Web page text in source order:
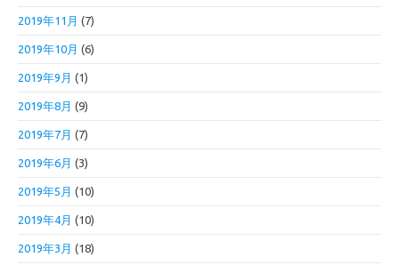
2019年11月 (7)
2019年10月 (6)
2019年9月 (1)
2019年8月 (9)
2019年7月 (7)
2019年6月 (3)
2019年5月 (10)
2019年4月 (10)
2019年3月 (18)